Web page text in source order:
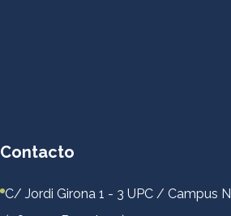
Contacto
C/ Jordi Girona 1 - 3 UPC / Campus